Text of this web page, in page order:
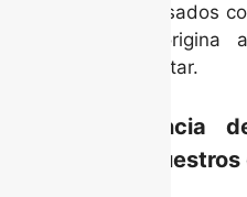
bucal sean procesados
digestivo. Eso origina
necesarios enfrentar.
La importancia
condiciones